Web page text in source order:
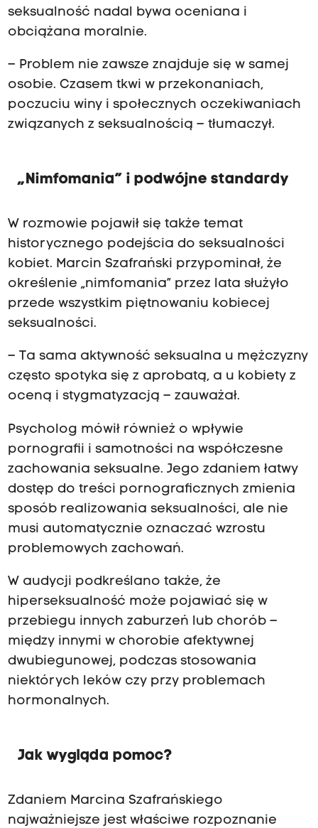
seksualność nadal bywa oceniana i
obciążana moralnie.
– Problem nie zawsze znajduje się w samej
osobie. Czasem tkwi w przekonaniach,
poczuciu winy i społecznych oczekiwaniach
związanych z seksualnością – tłumaczył.
„Nimfomania” i podwójne standardy
W rozmowie pojawił się także temat
historycznego podejścia do seksualności
kobiet. Marcin Szafrański przypominał, że
określenie „nimfomania” przez lata służyło
przede wszystkim piętnowaniu kobiecej
seksualności.
– Ta sama aktywność seksualna u mężczyzny
często spotyka się z aprobatą, a u kobiety z
oceną i stygmatyzacją – zauważał.
Psycholog mówił również o wpływie
pornografii i samotności na współczesne
zachowania seksualne. Jego zdaniem łatwy
dostęp do treści pornograficznych zmienia
sposób realizowania seksualności, ale nie
musi automatycznie oznaczać wzrostu
problemowych zachowań.
W audycji podkreślano także, że
hiperseksualność może pojawiać się w
przebiegu innych zaburzeń lub chorób –
między innymi w chorobie afektywnej
dwubiegunowej, podczas stosowania
niektórych leków czy przy problemach
hormonalnych.
Jak wygląda pomoc?
Zdaniem Marcina Szafrańskiego
najważniejsze jest właściwe rozpoznanie